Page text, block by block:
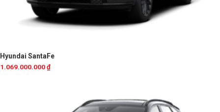
Hyundai SantaFe
1.069.000.000₫